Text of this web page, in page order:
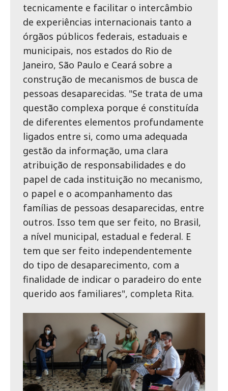
tecnicamente e facilitar o intercâmbio
de experiências internacionais tanto a
órgãos públicos federais, estaduais e
municipais, nos estados do Rio de
Janeiro, São Paulo e Ceará sobre a
construção de mecanismos de busca de
pessoas desaparecidas. "Se trata de uma
questão complexa porque é constituída
de diferentes elementos profundamente
ligados entre si, como uma adequada
gestão da informação, uma clara
atribuição de responsabilidades e do
papel de cada instituição no mecanismo,
o papel e o acompanhamento das
famílias de pessoas desaparecidas, entre
outros. Isso tem que ser feito, no Brasil,
a nível municipal, estadual e federal. E
tem que ser feito independentemente
do tipo de desaparecimento, com a
finalidade de indicar o paradeiro do ente
querido aos familiares", completa Rita.